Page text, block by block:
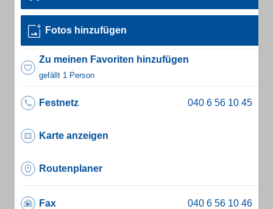
Fotos hinzufügen
Zu meinen Favoriten hinzufügen
gefällt 1 Person
Festnetz
Karte anzeigen
Routenplaner
Fax